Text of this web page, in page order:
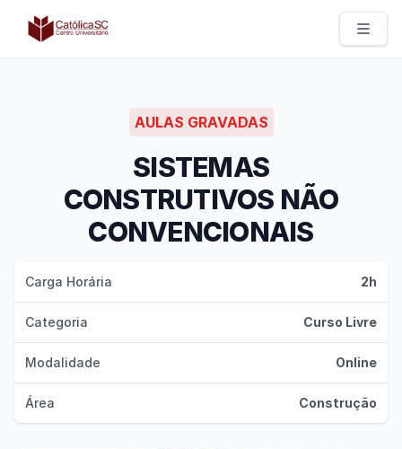
Católica SC | Experts
AULAS GRAVADAS
SISTEMAS
CONSTRUTIVOS NÃO
CONVENCIONAIS
Carga Horária 2h
Categoria Curso Livre
Modalidade Online
Área Construção